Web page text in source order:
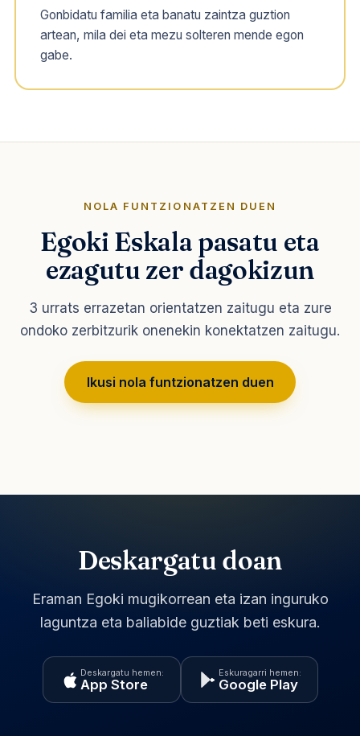
Gonbidatu familia eta banatu zaintza guztion
artean, mila dei eta mezu solteren mende egon
gabe.
NOLA FUNTZIONATZEN DUEN
Egoki Eskala pasatu eta
ezagutu zer dagokizun
3 urrats errazetan orientatzen zaitugu eta zure
ondoko zerbitzurik onenekin konektatzen zaitugu.
Ikusi nola funtzionatzen duen
Deskargatu doan
Eraman Egoki mugikorrean eta izan inguruko
laguntza eta baliabide guztiak beti eskura.
Deskargatu hemen:
App Store
Eskuragarri hemen:
Google Play